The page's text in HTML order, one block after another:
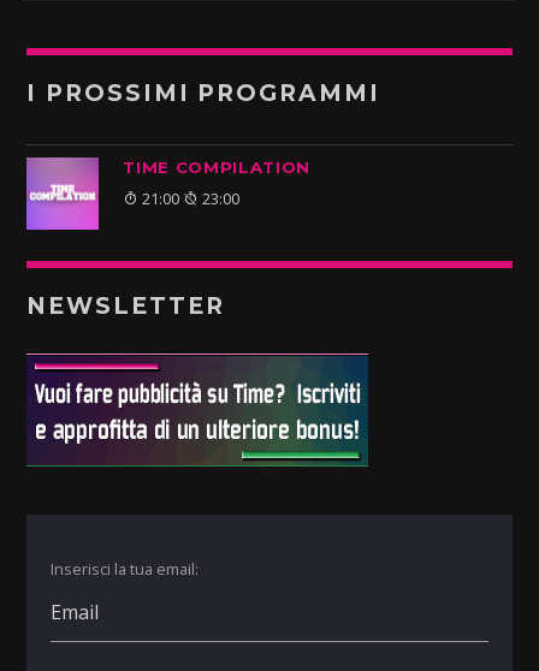
I PROSSIMI PROGRAMMI
TIME COMPILATION
21:00 23:00
NEWSLETTER
Inserisci la tua email: